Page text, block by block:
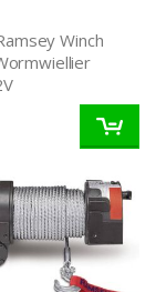
Winch